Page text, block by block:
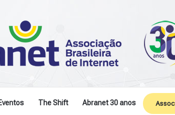
The Shift Abranet 30 anos